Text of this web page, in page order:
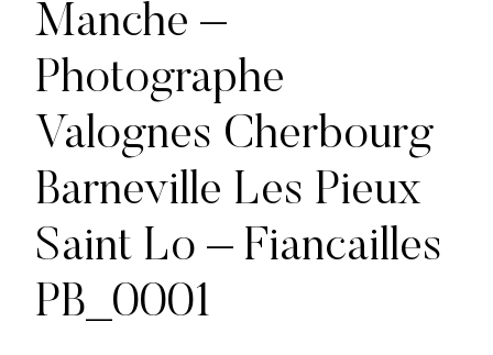
Manche –
Photographe
Valognes Cherbourg
Barneville Les Pieux
Saint Lo – Fiancailles
PB_0001